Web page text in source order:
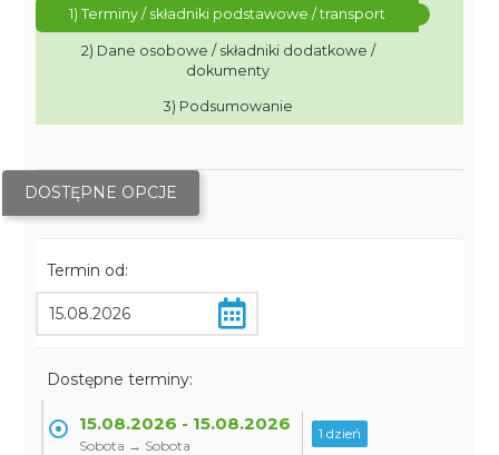
1) Terminy / składniki podstawowe / transport
2) Dane osobowe / składniki dodatkowe /
dokumenty
3) Podsumowanie
DOSTĘPNE OPCJE
Termin od:
Dostępne terminy:
15.08.2026 - 15.08.2026
Sobota → Sobota
1 dzień